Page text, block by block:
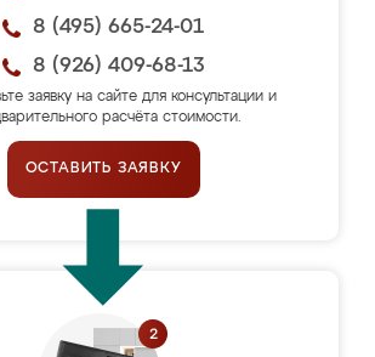
8 (495) 665-24-01
8 (926) 409-68-13
заявку на сайте для консультации и
расчёта стоимости.
ОСТАВИТЬ ЗАЯВКУ